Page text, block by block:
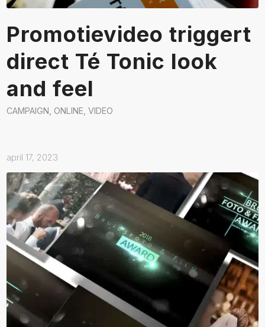
Promotievideo triggert
direct Té Tonic look
and feel
CAMPAIGN ONLINE ,VIDEO
april 17, 2023